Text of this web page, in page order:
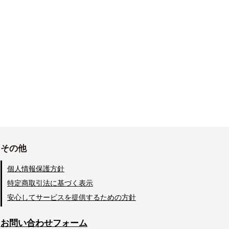
その他
個人情報保護方針
特定商取引法に基づく表示
安心してサービスを提供するための方針
お問い合わせフォーム